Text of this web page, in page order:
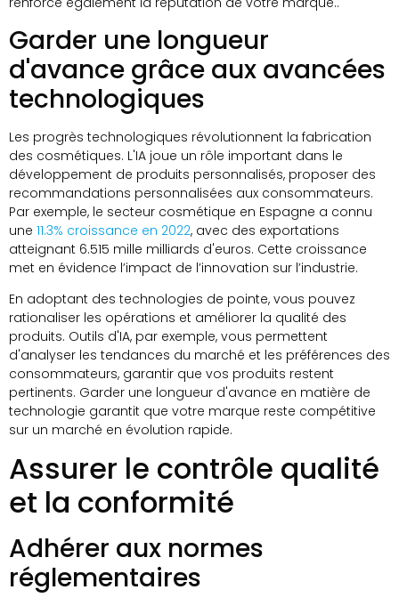
Garder une longueur
d'avance grâce aux avancées
technologiques
Les progrès technologiques révolutionnent la fabrication
des cosmétiques. L'IA joue un rôle important dans le
développement de produits personnalisés, proposer des
recommandations personnalisées aux consommateurs.
Par exemple, le secteur cosmétique en Espagne a connu
une 11.3% croissance en 2022, avec des exportations
atteignant 6.515 mille milliards d'euros. Cette croissance
met en évidence l’impact de l’innovation sur l’industrie.
En adoptant des technologies de pointe, vous pouvez
rationaliser les opérations et améliorer la qualité des
produits. Outils d'IA, par exemple, vous permettent
d'analyser les tendances du marché et les préférences des
consommateurs, garantir que vos produits restent
pertinents. Garder une longueur d'avance en matière de
technologie garantit que votre marque reste compétitive
sur un marché en évolution rapide.
Assurer le contrôle qualité
et la conformité
Adhérer aux normes
réglementaires